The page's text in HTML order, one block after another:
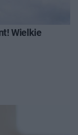
Wielkie